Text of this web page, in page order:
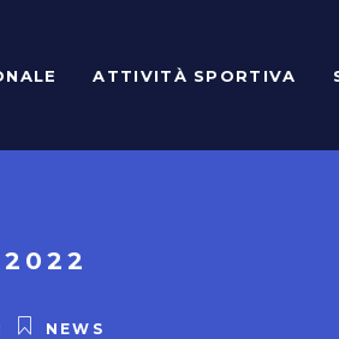
ATTIVITÀ SPORTIVA
NEWS